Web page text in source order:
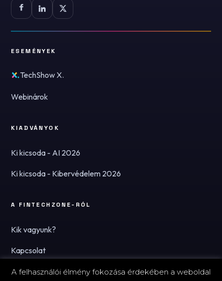
ESEMÉNYEK
TechShow X.
Webinárok
KIADVÁNYOK
Ki kicsoda - AI 2026
Ki kicsoda - Kibervédelem 2026
A FINTECHZONE-RÓL
Kik vagyunk?
Kapcsolat
Hírlevél
A felhasználói élmény fokozása érdekében a weboldal